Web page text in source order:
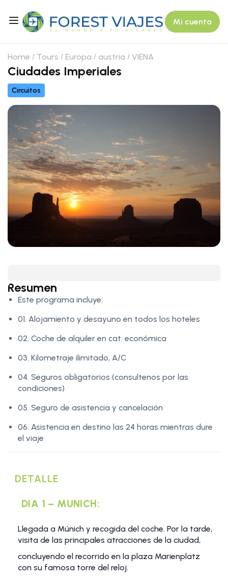
Mi cuenta
Home Tours Europa austria VIENA
Ciudades Imperiales
Circuitos
Resumen
Este programa incluye:
01. Alojamiento y desayuno en todos los hoteles
02. Coche de alquiler en cat. económica
03. Kilometraje ilimitado, A/C
04. Seguros obligatorios (consultenos por las
condiciones)
05. Seguro de asistencia y cancelación
06. Asistencia en destino las 24 horas mientras dure
el viaje
DETALLE
DIA 1 – MUNICH:
Llegada a Múnich y recogida del coche. Por la tarde,
visita de las principales atracciones de la ciudad,
concluyendo el recorrido en la plaza Marienplatz
con su famosa torre del reloj.